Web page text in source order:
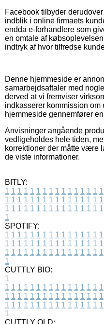
Facebook tilbyder
indblik i online firmaets
endda e-forhandlere som
en omtale af
indtryk af hvor tilfredse
Denne hjemmeside er
samarbejdsaftaler med
derved at vi fremviser
indkasserer kommission
hjemmeside gennemfører
Anvisninger angående
vedligeholdes hele tiden,
korrektioner der måtte være
de viste informationer.
BITLY:
1 1 1 1 1 1 1 1 1 1 1 1 1 1 1 1
1 1 1 1 1 1 1 1 1 1 1 1 1 1 1 1
1 1 1 1 1 1 1 1 1 1 1 1 1 1 1 1
1
SPOTIFY:
1 1 1 1 1 1 1 1 1 1 1 1 1 1 1 1
1 1 1 1 1 1 1 1 1 1 1 1 1 1 1 1
1 1 1 1 1 1 1 1 1 1 1 1 1 1 1 1
1
CUTTLY BIO:
1
1 1 1 1 1 1 1 1 1 1 1 1 1 1 1 1
1 1 1 1 1 1 1 1 1 1 1 1 1 1 1 1
1 1 1 1 1 1 1 1 1 1 1 1 1 1 1 1
1
CUTTLY OLD: